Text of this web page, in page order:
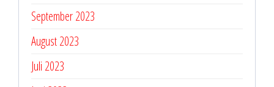
September 2023
August 2023
Juli 2023